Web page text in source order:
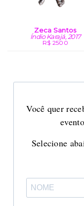
Zeca Santos
Índio Karajá, 2017
R$ 2500
Você quer
Selecione